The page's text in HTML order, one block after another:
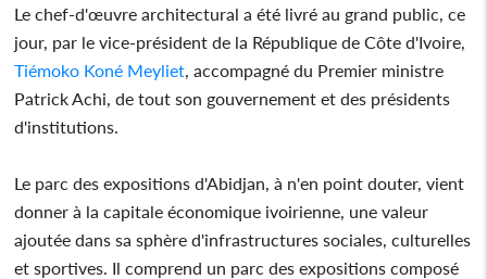
Le chef-d'œuvre architectural a été livré au grand public, ce
jour, par le vice-président de la République de Côte d'Ivoire,
Tiémoko Koné Meyliet , accompagné du Premier ministre
Patrick Achi, de tout son gouvernement et des présidents
d'institutions.
Le parc des expositions d'Abidjan, à n'en point douter, vient
donner à la capitale économique ivoirienne, une valeur
ajoutée dans sa sphère d'infrastructures sociales, culturelles
et sportives. Il comprend un parc des expositions composé